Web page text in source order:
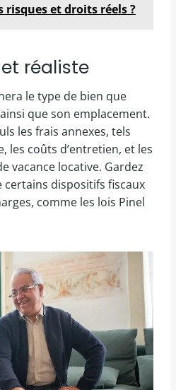
risques et droits réels ?
réaliste
le type de bien que
que son emplacement.
les frais annexes, tels
les coûts d’entretien, et les
vacance locative. Gardez
certains dispositifs fiscaux
comme les lois Pinel